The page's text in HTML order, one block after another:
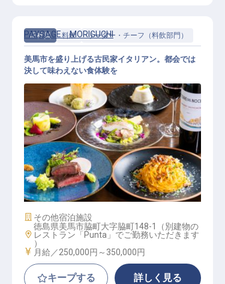
正社員 料飲 リーダー・チーフ（料飲部門）
サブシェフ兼ホールスタッフ（店長
候補）│月給25万～35万
PAYSAGE MORIGUCHI
美馬市を盛り上げる古民家イタリアン。都会では
決して味わえない食体験を
施設業態
その他宿泊施設
勤務地
徳島県美馬市脇町大字脇町148-1（別建物の
レストラン「Punta」でご勤務いただきます
）
給与
月給／250,000円～ 350,000円
キープする 詳しく見る